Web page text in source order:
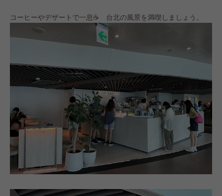
コーヒーやデザートで一息☕️ 台北の風景を満喫しましょう。